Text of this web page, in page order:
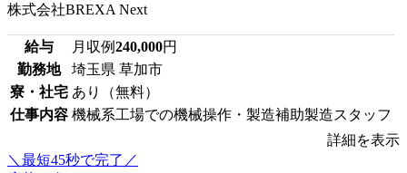
株式会社BREXA Next
給与 月収例240,000円
勤務地
埼玉県 草加市
寮・社宅 あり（無料）
仕事内容 機械系工場での機械操作・製造補助製造スタッフ
詳細を表示
＼最短45秒で完了／